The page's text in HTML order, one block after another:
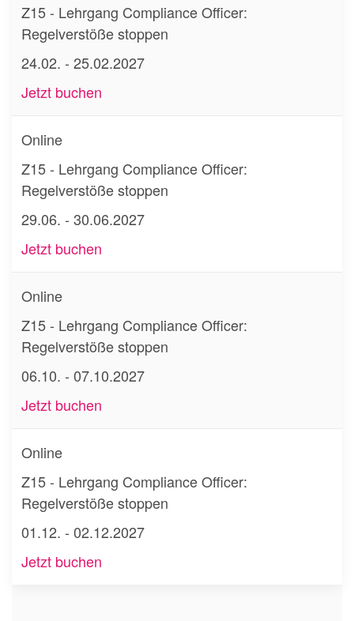
Z15 - Lehrgang Compliance Officer:
Regelverstöße stoppen
24.02. - 25.02.2027
Jetzt buchen
Online
Z15 - Lehrgang Compliance Officer:
Regelverstöße stoppen
29.06. - 30.06.2027
Jetzt buchen
Online
Z15 - Lehrgang Compliance Officer:
Regelverstöße stoppen
06.10. - 07.10.2027
Jetzt buchen
Online
Z15 - Lehrgang Compliance Officer:
Regelverstöße stoppen
01.12. - 02.12.2027
Jetzt buchen